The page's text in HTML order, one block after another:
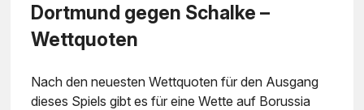
Dortmund gegen Schalke –
Wettquoten
Nach den neuesten Wettquoten für den Ausgang
dieses Spiels gibt es für eine Wette auf Borussia